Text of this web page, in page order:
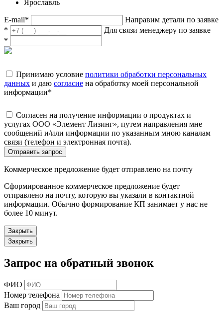
Ярославль
E-mail*
Направим детали по заявке
*
Для связи менеджеру по заявке
*
Принимаю условие политики обработки персональных
данных и даю согласие на обработку моей персональной
информации*
Согласен на получение информации о продуктах и
услугах ООО «Элемент Лизинг», путем направления мне
сообщений и/или информации по указанным мною каналам
связи (телефон и электронная почта).
Отправить запрос
Коммерческое предложение будет отправлено на почту
Сформированное коммерческое предложение будет
отправлено на почту, которую вы указали в контактной
информации. Обычно формирование КП занимает у нас не
более 10 минут.
Закрыть
Закрыть
Запрос на обратный звонок
ФИО
Номер телефона
Ваш город